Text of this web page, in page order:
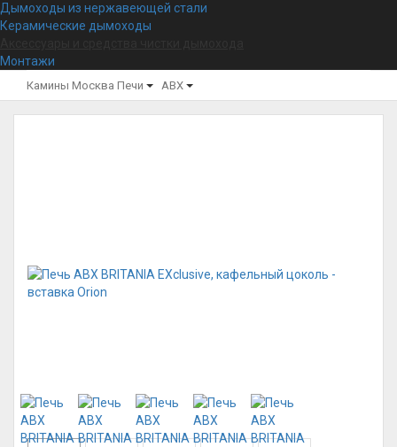
Дымоходы из нержавеющей стали
Керамические дымоходы
Монтажи
Камины Москва Печи ABX